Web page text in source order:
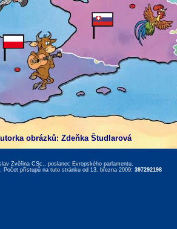
obrázků: Zdeňka Študlarová
Zvěřina CSc., poslanec Evropského parlamentu,
. Počet přístupů na tuto stránku od 13. března 2009: 397292198